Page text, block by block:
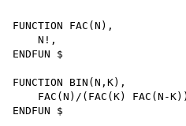
FUNCTION FAC(N),
    N!,
ENDFUN $
FUNCTION BIN(N,K),
FAC(N)/(FAC(K) FAC(N-
ENDFUN $